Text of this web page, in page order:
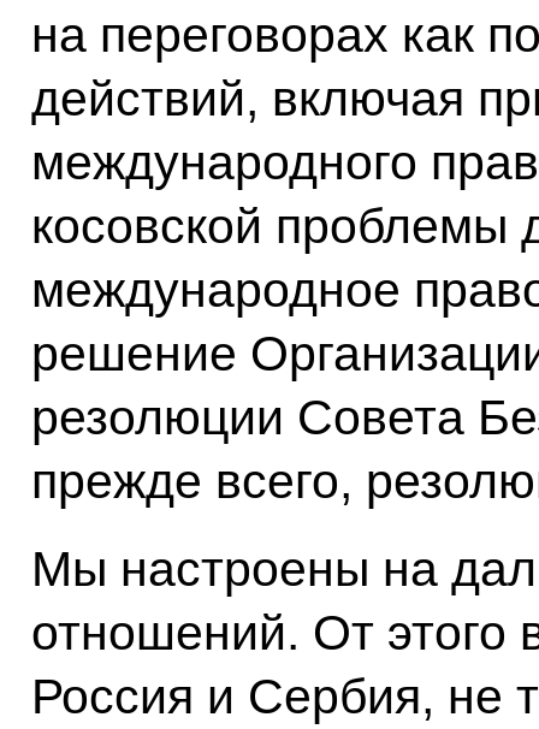
на переговорах как
действий, включая
международного
косовской проблемы
международное
решение
резолюции Совета
прежде всего,
Мы настроены на
отношений. От этого
Россия и Сербия, не